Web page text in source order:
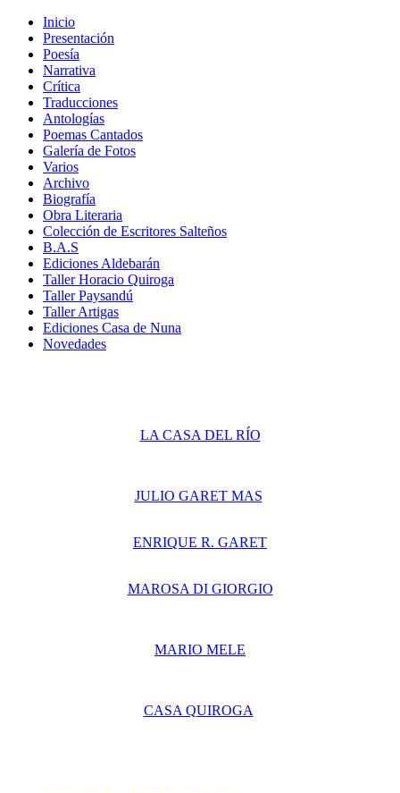
Inicio
Presentación
Poesía
Narrativa
Crítica
Traducciones
Antologías
Poemas Cantados
Galería de Fotos
Varios
Archivo
Biografía
Obra Literaria
Colección de Escritores Salteños
B.A.S
Ediciones Aldebarán
Taller Horacio Quiroga
Taller Paysandú
Taller Artigas
Ediciones Casa de Nuna
Novedades
LA CASA DEL RÍO
JULIO GARET MAS
ENRIQUE R. GARET
MAROSA DI GIORGIO
MARIO MELE
CASA QUIROGA